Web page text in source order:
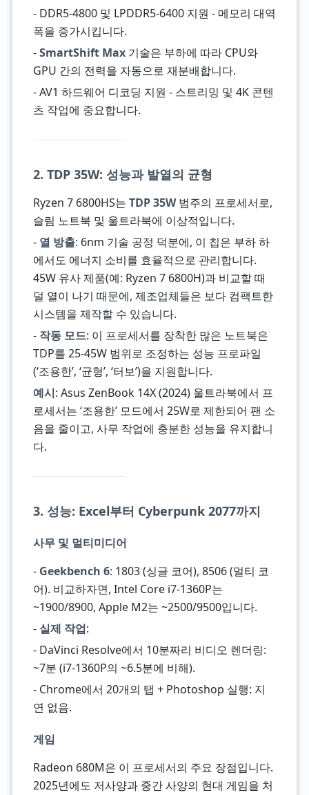
- DDR5-4800 및 LPDDR5-6400 지원 - 메모리 대역
폭을 증가시킵니다.
-SmartShift Max기술은 부하에 따라 CPU와
GPU 간의 전력을 자동으로 재분배합니다.
- AV1 하드웨어 디코딩 지원 - 스트리밍 및 4K 콘텐
츠 작업에 중요합니다.
2. TDP 35W: 성능과 발열의 균형
Ryzen 7 6800HS는 TDP 35W범주의 프로세서로,
슬림 노트북 및 울트라북에 이상적입니다.
- 열 방출: 6nm 기술 공정 덕분에, 이 칩은 부하 하
에서도 에너지 소비를 효율적으로 관리합니다.
45W 유사 제품(예: Ryzen 7 6800H)과 비교할 때
덜 열이 나기 때문에, 제조업체들은 보다 컴팩트한
시스템을 제작할 수 있습니다.
- 작동 모드: 이 프로세서를 장착한 많은 노트북은
TDP를 25-45W 범위로 조정하는 성능 프로파일
(‘조용한’, ‘균형’, ‘터보’)을 지원합니다.
예시: Asus ZenBook 14X (2024) 울트라북에서 프
로세서는 ‘조용한’ 모드에서 25W로 제한되어 팬 소
음을 줄이고, 사무 작업에 충분한 성능을 유지합니
다.
3. 성능: Excel부터 Cyberpunk 2077까지
사무 및 멀티미디어
- Geekbench 6: 1803 (싱글 코어), 8506 (멀티 코
어). 비교하자면, Intel Core i7-1360P는
~1900/8900, Apple M2는 ~2500/9500입니다.
- 실제 작업:
- DaVinci Resolve에서 10분짜리 비디오 렌더링:
~7분 (i7-1360P의 ~6.5분에 비해).
- Chrome에서 20개의 탭 + Photoshop 실행: 지
연 없음.
게임
Radeon 680M은 이 프로세서의 주요 장점입니다.
2025년에도 저사양과 중간 사양의 현대 게임을 처